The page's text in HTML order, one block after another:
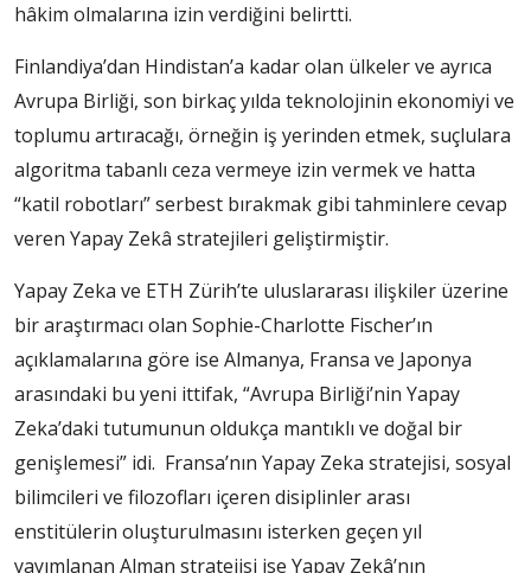
hâkim olmalarına izin verdiğini belirtti.
Finlandiya’dan Hindistan’a kadar olan ülkeler ve ayrıca
Avrupa Birliği, son birkaç yılda teknolojinin ekonomiyi ve
toplumu artıracağı, örneğin iş yerinden etmek, suçlulara
algoritma tabanlı ceza vermeye izin vermek ve hatta
“katil robotları” serbest bırakmak gibi tahminlere cevap
veren Yapay Zekâ stratejileri geliştirmiştir.
Yapay Zeka ve ETH Zürih’te uluslararası ilişkiler üzerine
bir araştırmacı olan Sophie-Charlotte Fischer’ın
açıklamalarına göre ise Almanya, Fransa ve Japonya
arasındaki bu yeni ittifak, “Avrupa Birliği’nin Yapay
Zeka’daki tutumunun oldukça mantıklı ve doğal bir
genişlemesi” idi. Fransa’nın Yapay Zeka stratejisi, sosyal
bilimcileri ve filozofları içeren disiplinler arası
enstitülerin oluşturulmasını isterken geçen yıl
yayımlanan Alman stratejisi ise Yapay Zekâ’nın